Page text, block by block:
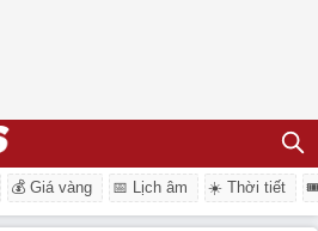
💰 Giá vàng 📅 Lịch âm ☀️ Thời tiết